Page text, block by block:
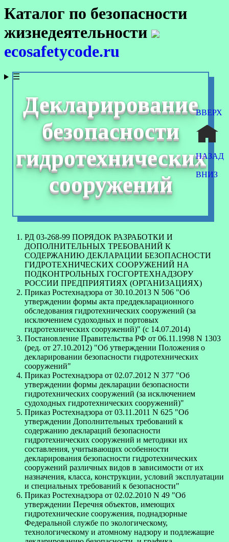
Каталог по безопасности
жизнедеятельности
ecosafetycode.ru
☰
Декларирование
безопасности
гидротехнических
сооружений
РД 03-268-99 ПОРЯДОК РАЗРАБОТКИ И
ДОПОЛНИТЕЛЬНЫХ ТРЕБОВАНИЙ К
СОДЕРЖАНИЮ ДЕКЛАРАЦИИ БЕЗОПАСНОСТИ
ГИДРОТЕХНИЧЕСКИХ СООРУЖЕНИЙ НА
ПОДКОНТРОЛЬНЫХ ГОСГОРТЕХНАДЗОРУ
РОССИИ ПРЕДПРИЯТИЯХ (ОРГАНИЗАЦИЯХ)
Приказ Ростехнадзора от 30.10.2013 N 506 "Об
утверждении формы акта преддекларационного
обследования гидротехнических сооружений (за
исключением судоходных и портовых
гидротехнических сооружений)" (с 14.07.2014)
Постановление Правительства РФ от 06.11.1998 N 1303
(ред. от 27.10.2012) "Об утверждении Положения о
декларировании безопасности гидротехнических
сооружений"
Приказ Ростехнадзора от 02.07.2012 N 377 "Об
утверждении формы декларации безопасности
гидротехнических сооружений (за исключением
судоходных гидротехнических сооружений)"
Приказ Ростехнадзора от 03.11.2011 N 625 "Об
утверждении Дополнительных требований к
содержанию деклараций безопасности
гидротехнических сооружений и методики их
составления, учитывающих особенности
декларирования безопасности гидротехнических
сооружений различных видов в зависимости от их
назначения, класса, конструкции, условий эксплуатации
и специальных требований к безопасности"
Приказ Ростехнадзора от 02.02.2010 N 49 "Об
утверждении Перечня объектов, имеющих
гидротехнические сооружения, поднадзорные
Федеральной службе по экологическому,
технологическому и атомному надзору и подлежащие
ВВЕРХ
НАЗАД
ВНИЗ